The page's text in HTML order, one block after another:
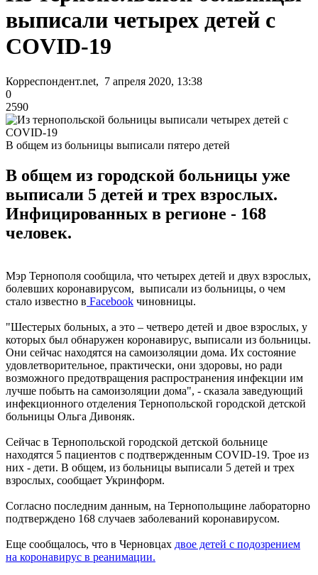
выписали четырех детей с
COVID-19
Корреспондент.net, 7 апреля 2020, 13:38
0
2590
В общем из больницы выписали пятеро детей
В общем из городской больницы уже
выписали 5 детей и трех взрослых.
Инфицированных в регионе - 168
человек.
Мэр Тернополя сообщила, что четырех детей и двух взрослых,
болевших коронавирусом, выписали из больницы, о чем
стало известно в Facebook чиновницы.
"Шестерых больных, а это – четверо детей и двое взрослых, у
которых был обнаружен коронавирус, выписали из больницы.
Они сейчас находятся на самоизоляции дома. Их состояние
удовлетворительное, практически, они здоровы, но ради
возможного предотвращения распространения инфекции им
лучше побыть на самоизоляции дома", - сказала заведующий
инфекционного отделения Тернопольской городской детской
больницы Ольга Дивоняк.
Сейчас в Тернопольской городской детской больнице
находятся 5 пациентов с подтвержденным COVID-19. Трое из
них - дети. В общем, из больницы выписали 5 детей и трех
взрослых, сообщает Укринформ.
Согласно последним данным, на Тернопольщине лабораторно
подтверждено 168 случаев заболеваний коронавирусом.
Еще сообщалось, что в Черновцах двое детей с подозрением
на коронавирус в реанимации.